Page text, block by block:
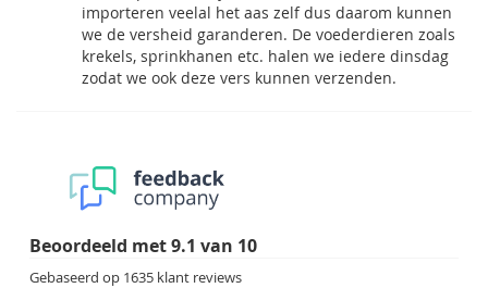
importeren veelal het aas zelf dus daarom kunnen
we de versheid garanderen. De voederdieren zoals
krekels, sprinkhanen etc. halen we iedere dinsdag
zodat we ook deze vers kunnen verzenden.
Beoordeeld met9.1 van 10
Gebaseerd op 1635 klant reviews